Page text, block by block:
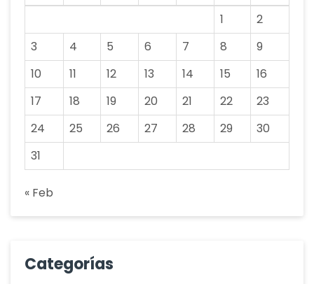
1
2
3
4 5 6 7 8
9
10
11 12 13 14 15
16
17
18 19 20 21 22
23
24
25 26 27 28 29
30
31
« Feb
Categorías